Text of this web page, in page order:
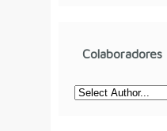
Colaboradores